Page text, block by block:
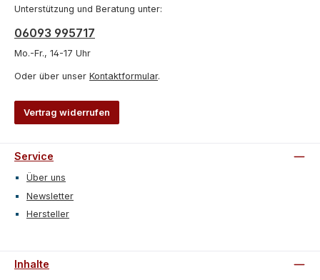
Unterstützung und Beratung unter:
06093 995717
Mo.-Fr., 14-17 Uhr
Oder über unser Kontaktformular.
Vertrag widerrufen
Service
Über uns
Newsletter
Hersteller
Inhalte